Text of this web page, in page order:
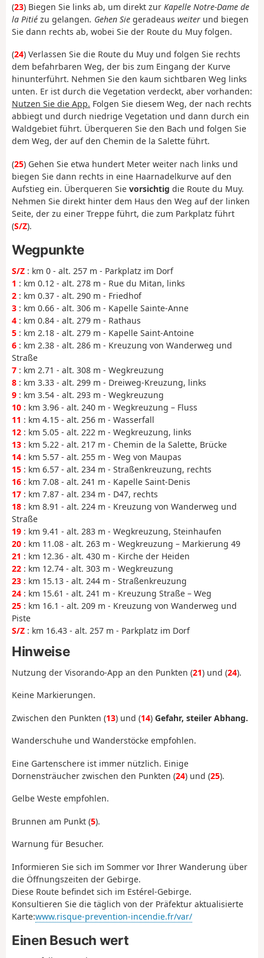
(23) Biegen Sie links ab, um direkt zur Kapelle Notre-Dame de
la Pitié zu gelangen. Gehen Sie geradeaus weiter und biegen
Sie dann rechts ab, wobei Sie der Route du Muy folgen.
(24) Verlassen Sie die Route du Muy und folgen Sie rechts
dem befahrbaren Weg, der bis zum Eingang der Kurve
hinunterführt. Nehmen Sie den kaum sichtbaren Weg links
unten. Er ist durch die Vegetation verdeckt, aber vorhanden:
Nutzen Sie die App. Folgen Sie diesem Weg, der nach rechts
abbiegt und durch niedrige Vegetation und dann durch ein
Waldgebiet führt. Überqueren Sie den Bach und folgen Sie
dem Weg, der auf den Chemin de la Salette führt.
(25) Gehen Sie etwa hundert Meter weiter nach links und
biegen Sie dann rechts in eine Haarnadelkurve auf den
Aufstieg ein. Überqueren Sie vorsichtig die Route du Muy.
Nehmen Sie direkt hinter dem Haus den Weg auf der linken
Seite, der zu einer Treppe führt, die zum Parkplatz führt
(S/Z).
Wegpunkte
S/Z : km 0 - alt. 257 m - Parkplatz im Dorf
1 : km 0.12 - alt. 278 m - Rue du Mitan, links
2 : km 0.37 - alt. 290 m - Friedhof
3 : km 0.66 - alt. 306 m - Kapelle Sainte-Anne
4 : km 0.84 - alt. 279 m - Rathaus
5 : km 2.18 - alt. 279 m - Kapelle Saint-Antoine
6 : km 2.38 - alt. 286 m - Kreuzung von Wanderweg und
Straße
7 : km 2.71 - alt. 308 m - Wegkreuzung
8 : km 3.33 - alt. 299 m - Dreiweg-Kreuzung, links
9 : km 3.54 - alt. 293 m - Wegkreuzung
10 : km 3.96 - alt. 240 m - Wegkreuzung – Fluss
11 : km 4.15 - alt. 256 m - Wasserfall
12 : km 5.05 - alt. 222 m - Wegkreuzung, links
13 : km 5.22 - alt. 217 m - Chemin de la Salette, Brücke
14 : km 5.57 - alt. 255 m - Weg von Maupas
15 : km 6.57 - alt. 234 m - Straßenkreuzung, rechts
16 : km 7.08 - alt. 241 m - Kapelle Saint-Denis
17 : km 7.87 - alt. 234 m - D47, rechts
18 : km 8.91 - alt. 224 m - Kreuzung von Wanderweg und
Straße
19 : km 9.41 - alt. 283 m - Wegkreuzung, Steinhaufen
20 : km 11.08 - alt. 263 m - Wegkreuzung – Markierung 49
21 : km 12.36 - alt. 430 m - Kirche der Heiden
22 : km 12.74 - alt. 303 m - Wegkreuzung
23 : km 15.13 - alt. 244 m - Straßenkreuzung
24 : km 15.61 - alt. 241 m - Kreuzung Straße – Weg
25 : km 16.1 - alt. 209 m - Kreuzung von Wanderweg und
Piste
S/Z : km 16.43 - alt. 257 m - Parkplatz im Dorf
Hinweise
Nutzung der Visorando-App an den Punkten (21) und (24).
Keine Markierungen.
Zwischen den Punkten (13) und (14) Gefahr, steiler Abhang.
Wanderschuhe und Wanderstöcke empfohlen.
Eine Gartenschere ist immer nützlich. Einige
Dornensträucher zwischen den Punkten (24) und (25).
Gelbe Weste empfohlen.
Brunnen am Punkt (5).
Warnung für Besucher.
Informieren Sie sich im Sommer vor Ihrer Wanderung über
die Öffnungszeiten der Gebirge.
Diese Route befindet sich im Estérel-Gebirge.
Konsultieren Sie die täglich von der Präfektur aktualisierte
Karte:www.risque-prevention-incendie.fr/var/
Einen Besuch wert